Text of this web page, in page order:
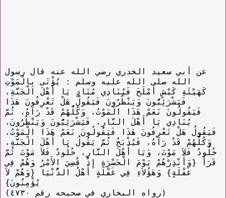
عن أبي سعيد الخدري رضي الله عنه قال رسول
الله صلى الله عليه وسلم : يُؤْتَى بِالْمَوْتِ
كَهَيْئَةِ كَبْشٍ أَمْلَحَ فَيُنَادِي مُنَادٍ يَا أَهْلَ الْجَنَّةِ،
فَيَشْرَئِبُّونَ وَيَنْظُرُونَ فَيَقُولُ هَلْ تَعْرِفُونَ هَذَا
فَيَقُولُونَ نَعَمْ هَذَا الْمَوْتُ، وَكُلُّهُمْ قَدْ رَآهُ، ثُمَّ
يُنَادِي يَا أَهْلَ النَّارِ، فَيَشْرَئِبُّونَ وَيَنْظُرُونَ،
فَيَقُولُ هَلْ تَعْرِفُونَ هَذَا فَيَقُولُونَ نَعَمْ هَذَا الْمَوْتُ،
وَكُلُّهُمْ قَدْ رَآهُ، فَيُذْبَحُ ثُمَّ يَقُولُ يَا أَهْلَ الْجَنَّةِ،
خُلُودٌ فَلاَ مَوْتَ، وَيَا أَهْلَ النَّارِ، خُلُودٌ فَلاَ مَوْتَ ثُمَّ
قَرَأَ ‏{‏وَأَنْذِرْهُمْ يَوْمَ الْحَسْرَةِ إِذْ قُضِيَ الأَمْرُ وَهُمْ فِي
غَفْلَةٍ‏}‏ وَهَؤُلاَءِ فِي غَفْلَةٍ أَهْلُ الدُّنْيَا ‏{‏وَهُمْ لاَ
يُؤْمِنُونَ‏}‏‏
(رواه البخاري في صحيحه رقم ٤٧٣٠)